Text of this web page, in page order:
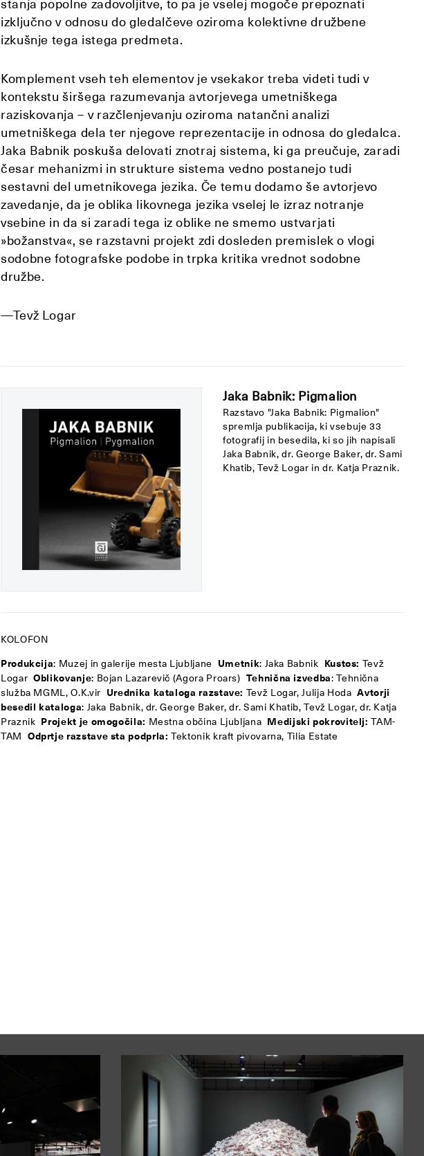
stanja popolne zadovoljitve, to pa je vselej mogoče prepoznati
izključno v odnosu do gledalčeve oziroma kolektivne družbene
izkušnje tega istega predmeta.
Komplement vseh teh elementov je vsekakor treba videti tudi v
kontekstu širšega razumevanja avtorjevega umetniškega
raziskovanja – v razčlenjevanju oziroma natančni analizi
umetniškega dela ter njegove reprezentacije in odnosa do gledalca.
Jaka Babnik poskuša delovati znotraj sistema, ki ga preučuje, zaradi
česar mehanizmi in strukture sistema vedno postanejo tudi
sestavni del umetnikovega jezika. Če temu dodamo še avtorjevo
zavedanje, da je oblika likovnega jezika vselej le izraz notranje
vsebine in da si zaradi tega iz oblike ne smemo ustvarjati
»božanstva«, se razstavni projekt zdi dosleden premislek o vlogi
sodobne fotografske podobe in trpka kritika vrednot sodobne
družbe.
—Tevž Logar
Jaka Babnik: Pigmalion
Razstavo "Jaka Babnik: Pigmalion"
spremlja publikacija, ki vsebuje 33
fotografij in besedila, ki so jih napisali
Jaka Babnik, dr. George Baker, dr. Sami
Khatib, Tevž Logar in dr. Katja Praznik.
KOLOFON
Produkcija: Muzej in galerije mesta Ljubljane Umetnik: Jaka Babnik Kustos: Tevž
Logar Oblikovanje: Bojan Lazarevič (Agora Proars) Tehnična izvedba: Tehnična
služba MGML, O.K.vir Urednika kataloga razstave: Tevž Logar, Julija Hoda Avtorji
besedil kataloga: Jaka Babnik, dr. George Baker, dr. Sami Khatib, Tevž Logar, dr. Katja
Praznik Projekt je omogočila: Mestna občina Ljubljana Medijski pokrovitelj: TAM-
TAM Odprtje razstave sta podprla:Tektonik kraft pivovarna, Tilia Estate